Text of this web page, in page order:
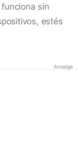
sin
estés
Anzeige